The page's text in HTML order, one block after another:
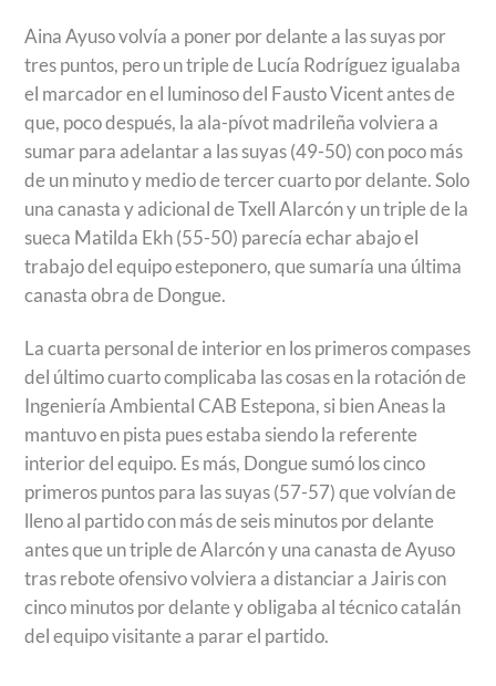
Aina Ayuso volvía a poner por delante a las suyas por
tres puntos, pero un triple de Lucía Rodríguez igualaba
el marcador en el luminoso del Fausto Vicent antes de
que, poco después, la ala-pívot madrileña volviera a
sumar para adelantar a las suyas (49-50) con poco más
de un minuto y medio de tercer cuarto por delante. Solo
una canasta y adicional de Txell Alarcón y un triple de la
sueca Matilda Ekh (55-50) parecía echar abajo el
trabajo del equipo esteponero, que sumaría una última
canasta obra de Dongue.
La cuarta personal de interior en los primeros compases
del último cuarto complicaba las cosas en la rotación de
Ingeniería Ambiental CAB Estepona, si bien Aneas la
mantuvo en pista pues estaba siendo la referente
interior del equipo. Es más, Dongue sumó los cinco
primeros puntos para las suyas (57-57) que volvían de
lleno al partido con más de seis minutos por delante
antes que un triple de Alarcón y una canasta de Ayuso
tras rebote ofensivo volviera a distanciar a Jairis con
cinco minutos por delante y obligaba al técnico catalán
del equipo visitante a parar el partido.